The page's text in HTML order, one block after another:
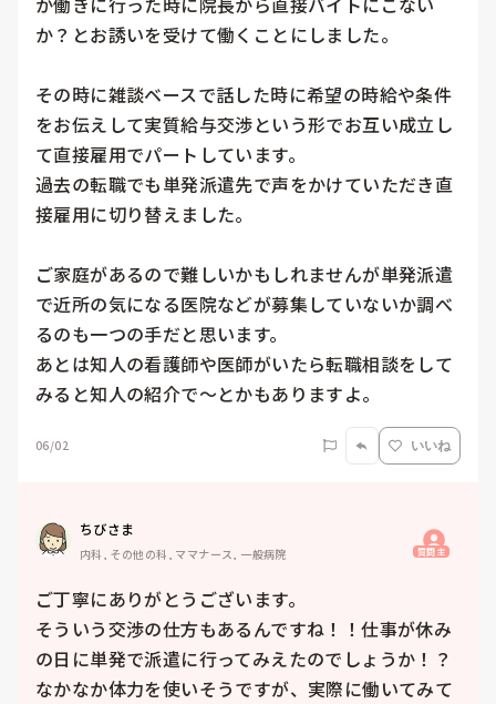
か？とお誘いを受けて働くことにしました。
その時に雑談ベースで話した時に希望の時給や条件
をお伝えして実質給与交渉という形でお互い成立し
て直接雇用でパートしています。
過去の転職でも単発派遣先で声をかけていただき直
接雇用に切り替えました。
ご家庭があるので難しいかもしれませんが単発派遣
で近所の気になる医院などが募集していないか調べ
るのも一つの手だと思います。
あとは知人の看護師や医師がいたら転職相談をして
みると知人の紹介で〜とかもありますよ。
06/02 いいね
ちびさま
内科, その他の科, ママナース, 一般病院 質問主
ご丁寧にありがとうございます。
そういう交渉の仕方もあるんですね！！仕事が休み
の日に単発で派遣に行ってみえたのでしょうか！？
なかなか体力を使いそうですが、実際に働いてみて